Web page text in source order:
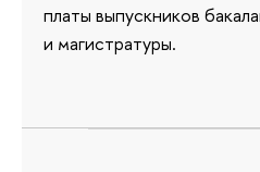
платы выпускников
и магистратуры.